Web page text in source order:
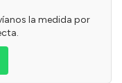
la medida por